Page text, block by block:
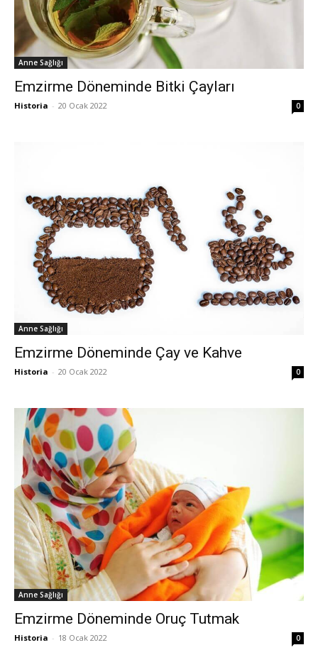
Anne Sağlığı
Emzirme Döneminde Bitki Çayları
Historia - 20 Ocak 2022 0
Anne Sağlığı
Emzirme Döneminde Çay ve Kahve
Historia - 20 Ocak 2022 0
Anne Sağlığı
Emzirme Döneminde Oruç Tutmak
Historia - 18 Ocak 2022 0